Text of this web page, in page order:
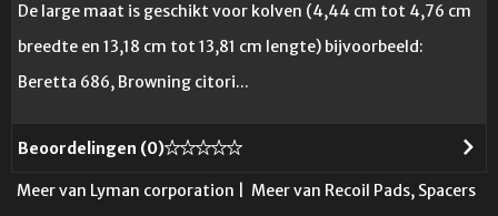
De large maat is geschikt voor kolven (4,44 cm tot 4,76 cm
breedte en 13,18 cm tot 13,81 cm lengte) bijvoorbeeld:
Beretta 686, Browning citori...
Beoordelingen (0)
Meer van Lyman corporation Meer van Recoil Pads, Spacers